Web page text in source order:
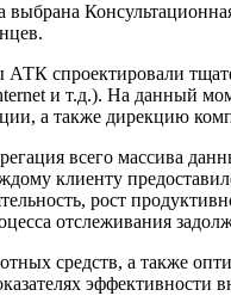
АТК спроектировали
и т.д.). На данный
а также дирекцию
всего массива
клиенту
рост
отслеживания
средств, а также
эффективности